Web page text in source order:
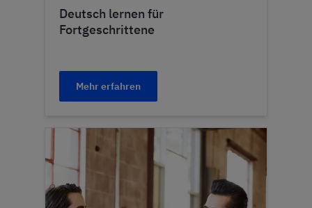
Deutsch lernen für
Fortgeschrittene
Mehr erfahren